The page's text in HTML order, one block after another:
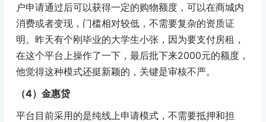
户申请通过后可以获得一定的购物额度，可以在商城内
消费或者变现，门槛相对较低，不需要复杂的资质证
明。昨天有个刚毕业的大学生小张，因为要支付房租，
在这个平台上操作了一下，最后批下来2000元的额度，
他觉得这种模式还挺新颖的，关键是审核不严。
（4）金惠贷
平台目前采用的是纯线上申请模式，不需要抵押和担